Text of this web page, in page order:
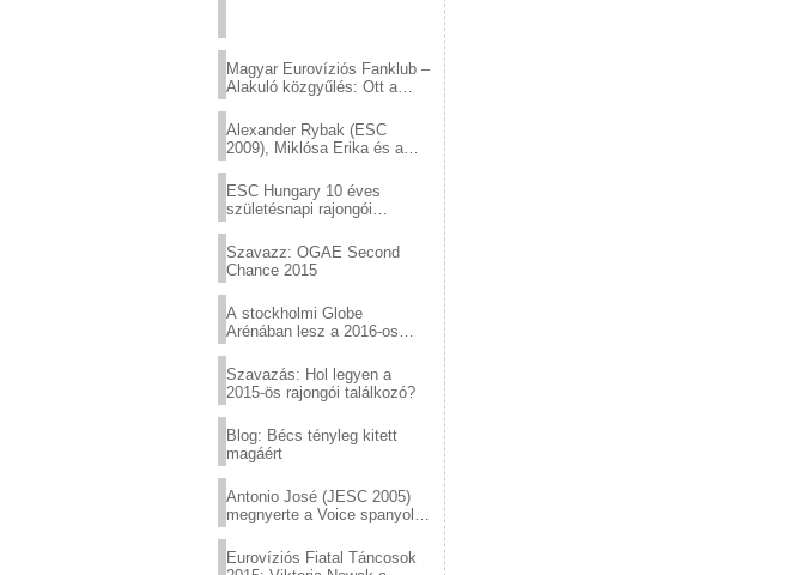
Magyar Eurovíziós Fanklub –
Alakuló közgyűlés: Ott a
Alexander Rybak (ESC
2009), Miklósa Erika és a
sztárjai a Margitszigeten
ESC Hungary 10 éves
születésnapi rajongói
Szavazz: OGAE Second
Chance 2015
A stockholmi Globe
Arénában lesz a 2016-os
Szavazás: Hol legyen a
2015-ös rajongói találkozó?
Blog: Bécs tényleg kitett
magáért
Antonio José (JESC 2005)
megnyerte a Voice spanyol
Eurovíziós Fiatal Táncosok